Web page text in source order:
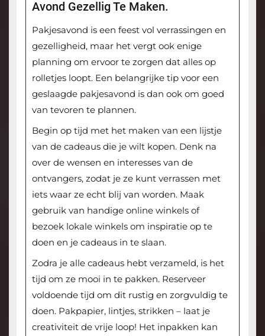
Avond Gezellig Te Maken.
Pakjesavond is een feest vol verrassingen en
gezelligheid, maar het vergt ook enige
planning om ervoor te zorgen dat alles op
rolletjes loopt. Een belangrijke tip voor een
geslaagde pakjesavond is dan ook om goed
van tevoren te plannen.
Begin op tijd met het maken van een lijstje
van de cadeaus die je wilt kopen. Denk na
over de wensen en interesses van de
ontvangers, zodat je ze kunt verrassen met
iets waar ze echt blij van worden. Maak
gebruik van handige online winkels of
bezoek lokale winkels om inspiratie op te
doen en je cadeaus in te slaan.
Zodra je alle cadeaus hebt verzameld, is het
tijd om ze mooi in te pakken. Reserveer
voldoende tijd om dit rustig en zorgvuldig te
doen. Pakpapier, lintjes, strikken – laat je
creativiteit de vrije loop! Het inpakken kan